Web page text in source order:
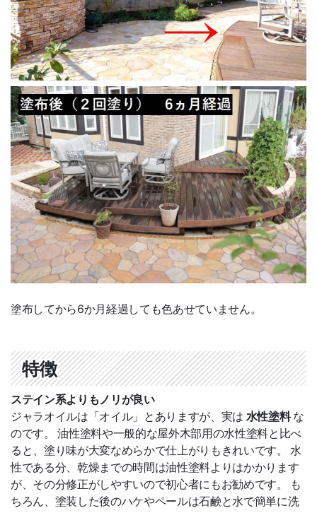
塗布してから6か月経過しても色あせていません。
特徴
ステイン系よりもノリが良い
ジャラオイルは「オイル」とありますが、実は 水性塗料な
のです。 油性塗料や一般的な屋外木部用の水性塗料と比べ
ると、塗り味が大変なめらかで仕上がりもきれいです。 水
性である分、乾燥までの時間は油性塗料よりはかかります
が、その分修正がしやすいので初心者にもお勧めです。 も
ちろん、塗装した後のハケやペールは石鹸と水で簡単に洗
電動オーニング
サービス一覧
新規会員登録
無料カタログ
無料サンプル
FAX見積用紙
施工写真募集
バンドル販売
施工知識・手順
施工要領書
施工方法（写真）
施工事例
材工一式
m2単価比較表（簡単比較）
短尺材活用方法